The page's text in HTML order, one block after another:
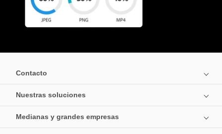
Contacto
Nuestras soluciones
Medianas y grandes empresas